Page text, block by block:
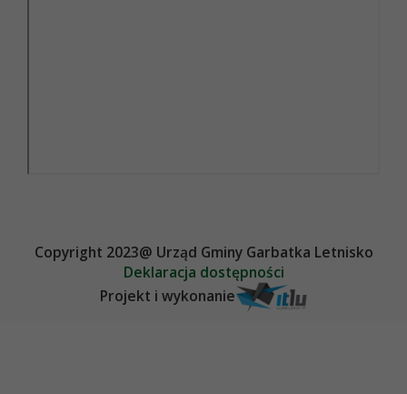
Copyright 2023@ Urząd Gminy Garbatka Letnisko
Deklaracja dostępności
Projekt i wykonanie